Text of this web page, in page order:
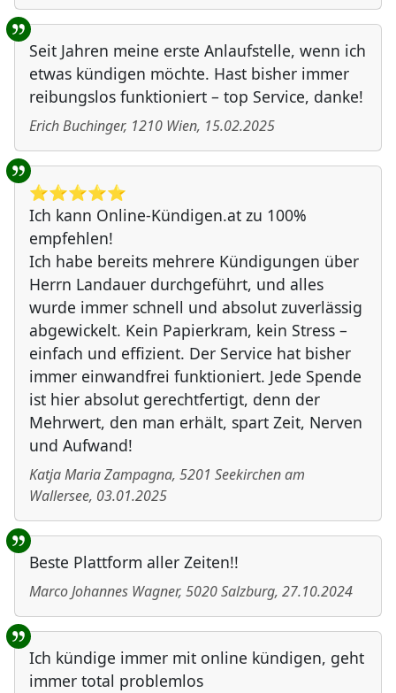
Seit Jahren meine erste Anlaufstelle, wenn ich
etwas kündigen möchte. Hast bisher immer
reibungslos funktioniert – top Service, danke!
Erich Buchinger, 1210 Wien, 15.02.2025
⭐️⭐️⭐️⭐️⭐️
Ich kann Online-Kündigen.at zu 100%
empfehlen!
Ich habe bereits mehrere Kündigungen über
Herrn Landauer durchgeführt, und alles
wurde immer schnell und absolut zuverlässig
abgewickelt. Kein Papierkram, kein Stress –
einfach und effizient. Der Service hat bisher
immer einwandfrei funktioniert. Jede Spende
ist hier absolut gerechtfertigt, denn der
Mehrwert, den man erhält, spart Zeit, Nerven
und Aufwand!
Katja Maria Zampagna, 5201 Seekirchen am
Wallersee, 03.01.2025
Beste Plattform aller Zeiten!!
Marco Johannes Wagner, 5020Salzburg, 27.10.2024
Ich kündige immer mit online kündigen, geht
immer total problemlos